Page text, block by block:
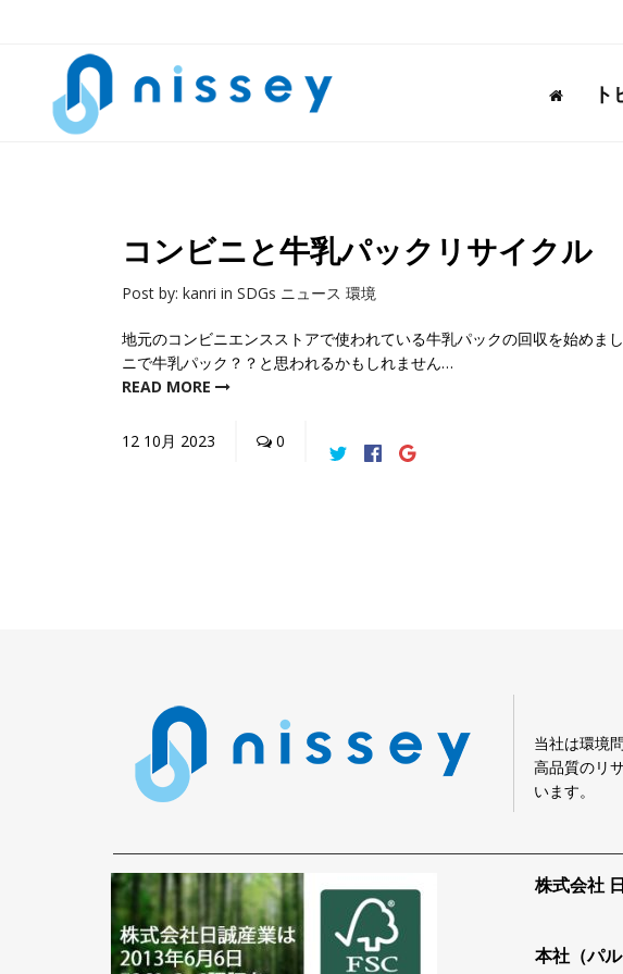
ト
コンビニと牛乳パックリサイクル
Post by: kanri in SDGs ニュース 環境
地元のコンビニエンスストアで使われている牛乳パックの回収を始めま
ニで牛乳パック？？と思われるかもしれません…
READ MORE
12 10月 2023 0
当社は環境
高品質のリ
います。
株式会社
本社（パ